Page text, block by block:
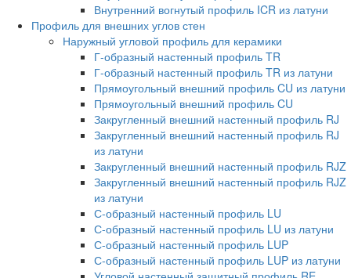
Внутренний вогнутый профиль ICR из латуни
Профиль для внешних углов стен
Наружный угловой профиль для керамики
Г-образный настенный профиль TR
Г-образный настенный профиль TR из латуни
Прямоугольный внешний профиль CU из латуни
Прямоугольный внешний профиль CU
Закругленный внешний настенный профиль RJ
Закругленный внешний настенный профиль RJ
из латуни
Закругленный внешний настенный профиль RJZ
Закругленный внешний настенный профиль RJZ
из латуни
С-образный настенный профиль LU
С-образный настенный профиль LU из латуни
С-образный настенный профиль LUP
С-образный настенный профиль LUP из латуни